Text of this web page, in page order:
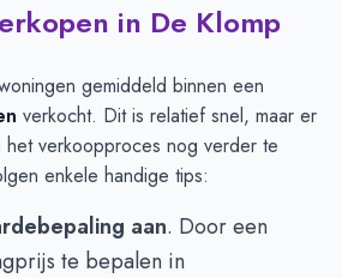
in De Klomp
gemiddeld binnen een
verkocht. Dit is relatief snel, maar er
het verkoopproces nog verder te
enkele handige tips:
aan. Door een
te bepalen in